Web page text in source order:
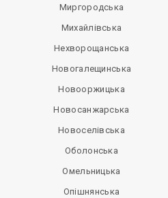
Миргородська
Михайлівська
Нехворощанська
Новогалещинська
Новооржицька
Новосанжарська
Новоселівська
Оболонська
Омельницька
Опішнянська